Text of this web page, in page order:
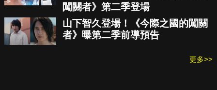
闖關者》第二季登場
山下智久登場！《今際之國的闖關
者》曝第二季前導預告
更多>>